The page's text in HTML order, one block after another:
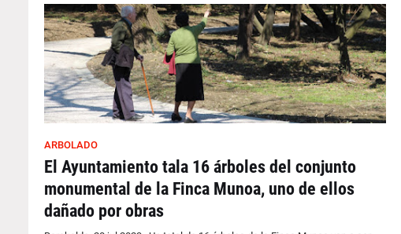
ARBOLADO
El Ayuntamiento tala 16 árboles del conjunto
monumental de la Finca Munoa, uno de ellos
dañado por obras